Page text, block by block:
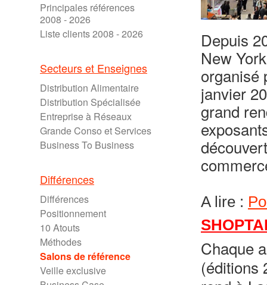
Principales références
2008 - 2026
Liste clients 2008 - 2026
Secteurs et Enseignes
Distribution Alimentaire
Distribution Spécialisée
Entreprise à Réseaux
Grande Conso et Services
Business To Business
Différences
Différences
Positionnement
10 Atouts
Méthodes
Salons de référence
Veille exclusive
Depuis
New
organisé
janvier
grand
A lire :
Chaque
(éditions